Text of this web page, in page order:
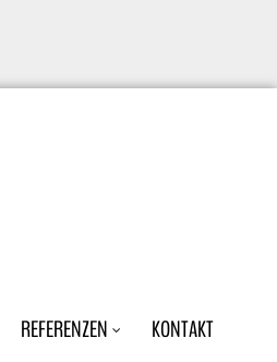
REFERENZEN KONTAKT